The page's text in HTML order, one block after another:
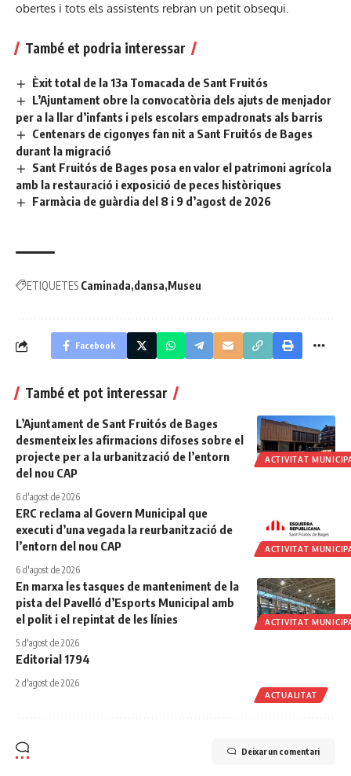
obertes i tots els assistents rebran un petit obsequi.
També et podria interessar
Èxit total de la 13a Tomacada de Sant Fruitós
L’Ajuntament obre la convocatòria dels ajuts de menjador
per a la llar d’infants i pels escolars empadronats als barris
Centenars de cigonyes fan nit a Sant Fruitós de Bages
durant la migració
Sant Fruitós de Bages posa en valor el patrimoni agrícola
amb la restauració i exposició de peces històriques
Farmàcia de guàrdia del 8 i 9 d’agost de 2026
ETIQUETES Caminada dansa Museu
Facebook
També et pot interessar
ACTIVITAT
L’Ajuntament de Sant Fruitós de Bages
desmenteix les afirmacions difoses sobre el
projecte per a la urbanització de l’entorn
del nou CAP
6 d'agost de 2026
ACTIVITAT
ERC reclama al Govern Municipal que
executi d’una vegada la reurbanització de
l’entorn del nou CAP
6 d'agost de 2026
ACTIVITAT
En marxa les tasques de manteniment de la
pista del Pavelló d’Esports Municipal amb
el polit i el repintat de les línies
5 d'agost de 2026
ACTUALITAT
Editorial 1794
2 d'agost de 2026
Deixar un comentari